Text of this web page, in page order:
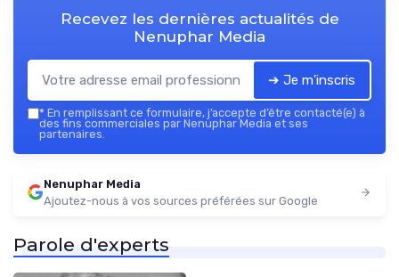
Recevez les dernières actualités de
Nenuphar Media
➔ Je m'inscris
* En remplissant ce formulaire, j’accepte d’être contacté(e) à
des fins commerciales par Nenuphar Media et ses
partenaires.
Nenuphar Media
Ajoutez-nous à vos sources préférées sur Google
Parole d'experts